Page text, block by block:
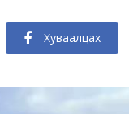
Хуваалцах